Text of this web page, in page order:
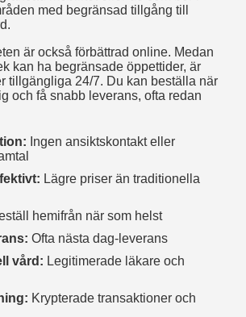
med begränsad tillgång till
är också förbättrad online. Medan
kan ha begränsade öppettider, är
tillgängliga 24/7. Du kan beställa när
och få snabb leverans, ofta redan
Ingen ansiktskontakt eller
Lägre priser än traditionella
hemifrån när som helst
Ofta nästa dag-leverans
vård: Legitimerade läkare och
Krypterade transaktioner och